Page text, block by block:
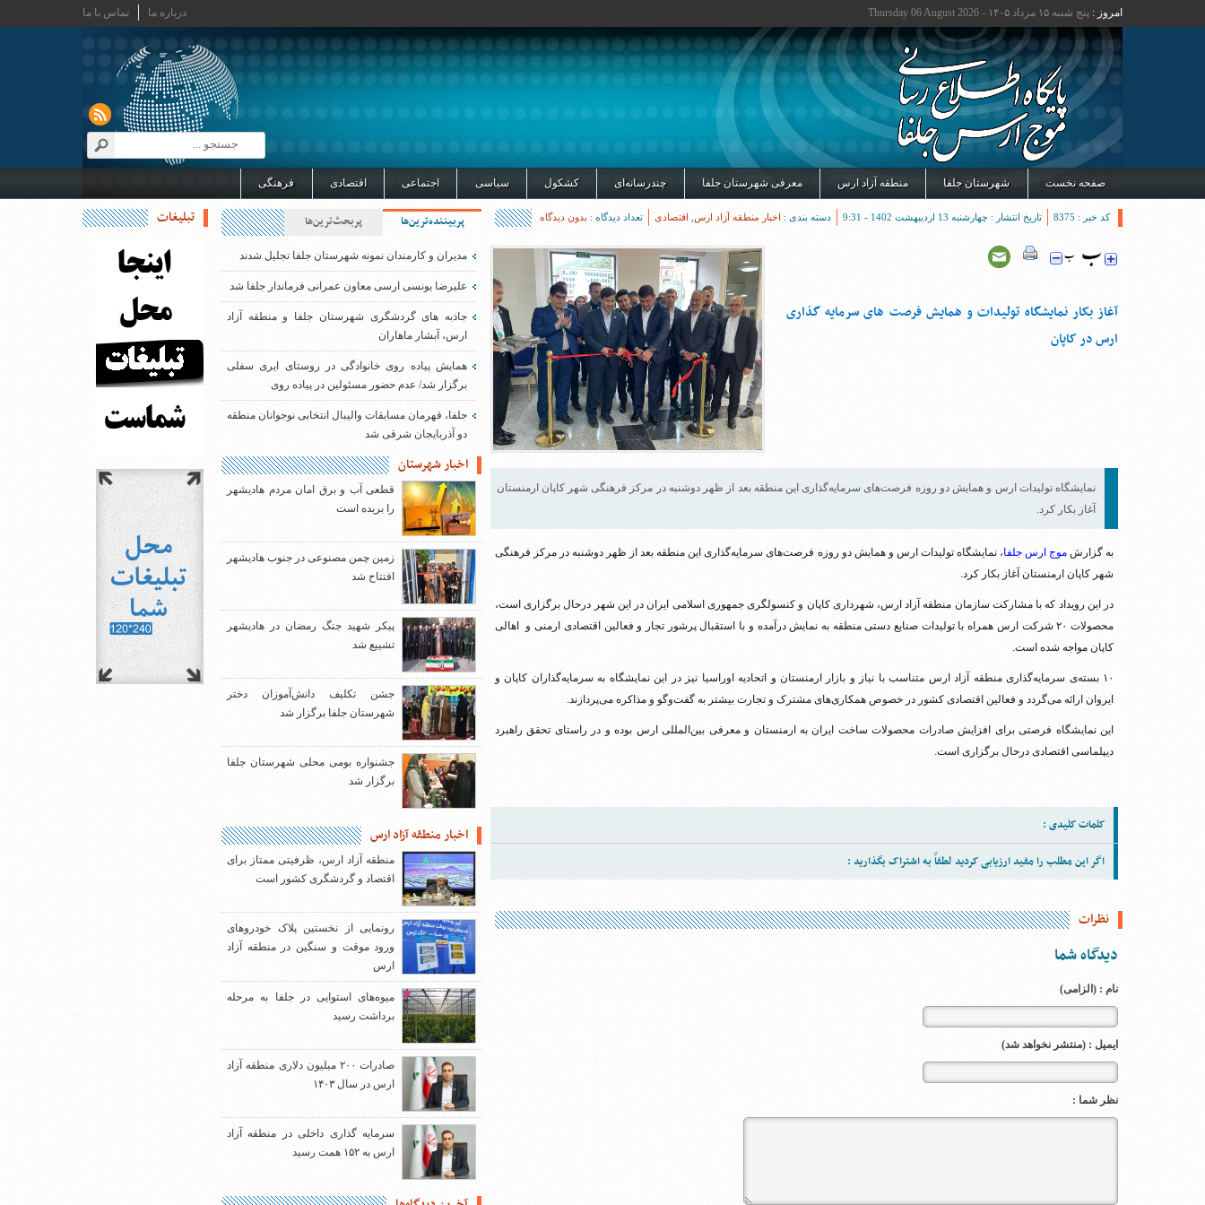
امروز : پنج شنبه ۱۵ مرداد ۱۴۰۵ - Thursday 06 August 2026 تماس با ما درباره ما
صفحه نخست شهرستان جلفا منطقه آزاد ارس معرفی شهرستان جلفا چندرسانه‌ای کشکول سیاسی اجتماعی اقتصادی فرهنگی
کد خبر : 8375 تاریخ انتشار : چهارشنبه 13 اردیبهشت 1402 - 9:31 دسته بندی : اخبار منطقه آزاد ارس اقتصادی تعداد دیدگاه : بدون دیدگاه
آغاز بکار نمایشگاه تولیدات و همایش فرصت های سرمایه گذاری
ارس در کاپان
نمایشگاه تولیدات ارس و همایش دو روزه فرصت‌های سرمایه‌گذاری این منطقه بعد از ظهر دوشنبه در مرکز فرهنگی شهر کاپان ارمنستان
آغاز بکار کرد.‌
به گزارشموج ارس جلفا، نمایشگاه تولیدات ارس و همایش دو روزه فرصت‌های سرمایه‌گذاری این منطقه بعد از ظهر دوشنبه در مرکز فرهنگی
شهر کاپان ارمنستان آغاز بکار کرد.‌
در این رویداد که با مشارکت سازمان منطقه آزاد ارس، شهرداری کاپان و کنسولگری جمهوری اسلامی ایران در این شهر درحال برگزاری است،
محصولات ۲۰ شرکت ارس همراه با تولیدات صنایع دستی منطقه به نمایش درآمده و با استقبال پرشور تجار و فعالین اقتصادی ارمنی و اهالی
کاپان مواجه شده است.‌
۱۰ بسته‌ی سرمایه‌گذاری منطقه آزاد ارس متناسب با نیاز و بازار ارمنستان و اتحادیه اوراسیا نیز در این نمایشگاه به سرمایه‌گذاران کاپان و
ایروان ارائه می‌گردد و فعالین اقتصادی کشور در خصوص همکاری‌های مشترک و تجارت بیشتر به گفت‌وگو و مذاکره می‌پردازند.‌
این نمایشگاه فرصتی برای افزایش صادرات محصولات ساخت ایران به ارمنستان و معرفی بین‌المللی ارس بوده و در راستای تحقق راهبرد
دیپلماسی اقتصادی درحال برگزاری است.
کلمات کلیدی :
اگر این مطلب را مفید ارزیابی کردید لطفاً به اشتراک بگذارید :
نظرات
دیدگاه شما
نام : (الزامی)
ایمیل : (منتشر نخواهد شد)
نظر شما :
تبلیغات پربیننده‌ترین‌ها پربحث‌ترین‌ها
مدیران و کارمندان نمونه شهرستان جلفا تجلیل شدند
علیرضا یونسی ارسی معاون عمرانی فرماندار جلفا شد
جاذبه های گردشگری شهرستان جلفا و منطقه آزاد
ارس، آبشار ماهاران
همایش پیاده روی خانوادگی در روستای ایری سفلی
برگزار شد/ عدم حضور مسئولین در پیاده روی
جلفا، قهرمان مسابقات والیبال انتخابی نوجوانان منطقه
دو آذربایجان شرقی شد
اخبار شهرستان
قطعی آب و برق امان مردم هادیشهر
را بریده است
زمین چمن مصنوعی در جنوب هادیشهر
افتتاح شد
پیکر شهید جنگ رمضان در هادیشهر
تشییع شد
جشن تکلیف دانش‌آموزان دختر
شهرستان جلفا برگزار شد
جشنواره بومی محلی شهرستان جلفا
برگزار شد
اخبار منطقه آزاد ارس
منطقه آزاد ارس، ظرفیتی ممتاز برای
اقتصاد و گردشگری کشور است
رونمایی از نخستین پلاک خودروهای
ورود موقت و سنگین در منطقه آزاد
ارس
میوه‌های استوایی در جلفا به مرحله
برداشت رسید
صادرات ۲۰۰ میلیون دلاری منطقه آزاد
ارس در سال ۱۴۰۳
سرمایه گذاری داخلی در منطقه آزاد
ارس به ۱۵۲ همت رسید